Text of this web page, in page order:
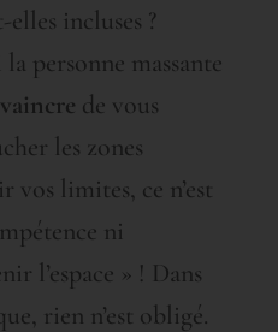
incluses ?
la personne massante
de vous
les zones
vos limites, ce n’est
ni
l’espace » ! Dans
rien n’est obligé.